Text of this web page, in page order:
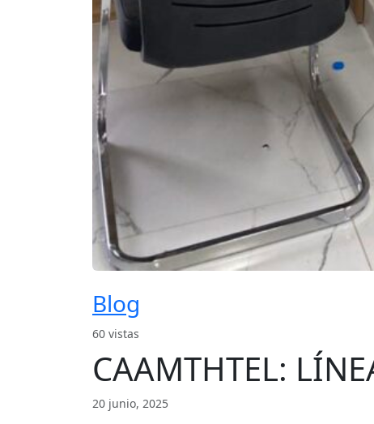
Blog
60 vistas
CAAMTHTEL:
20 junio, 2025